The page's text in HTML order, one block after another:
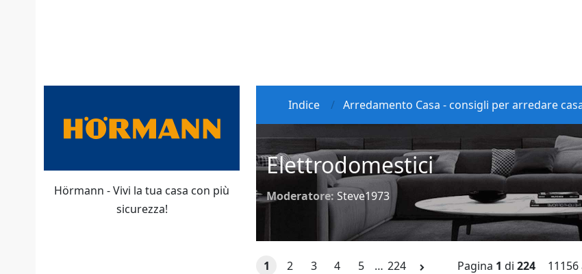
Indice Arredamento Casa - consigli per arredare
Elettrodomestici
Moderatore: Steve1973
1 2 3 4 5 … 224 Pagina 1 di 224
Hörmann - Vivi la tua casa con più
sicurezza!